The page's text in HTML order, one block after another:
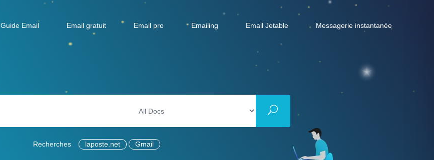
Guide Email Email gratuit Email pro Emailing Email Jetable Messagerie instantanée
Recherches laposte.net Gmail